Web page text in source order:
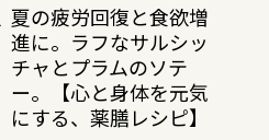
夏の疲労回復と食欲増
進に。ラフなサルシッ
チャとプラムのソテ
ー。【心と身体を元気
にする、薬膳レシピ】